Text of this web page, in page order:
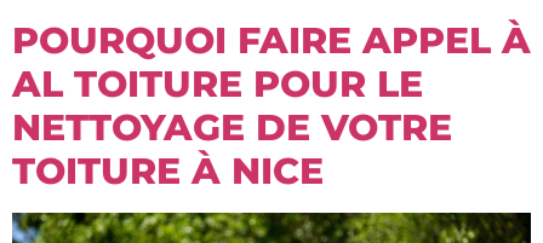
POURQUOI FAIRE APPEL À
AL TOITURE POUR LE
NETTOYAGE DE VOTRE
TOITURE À NICE